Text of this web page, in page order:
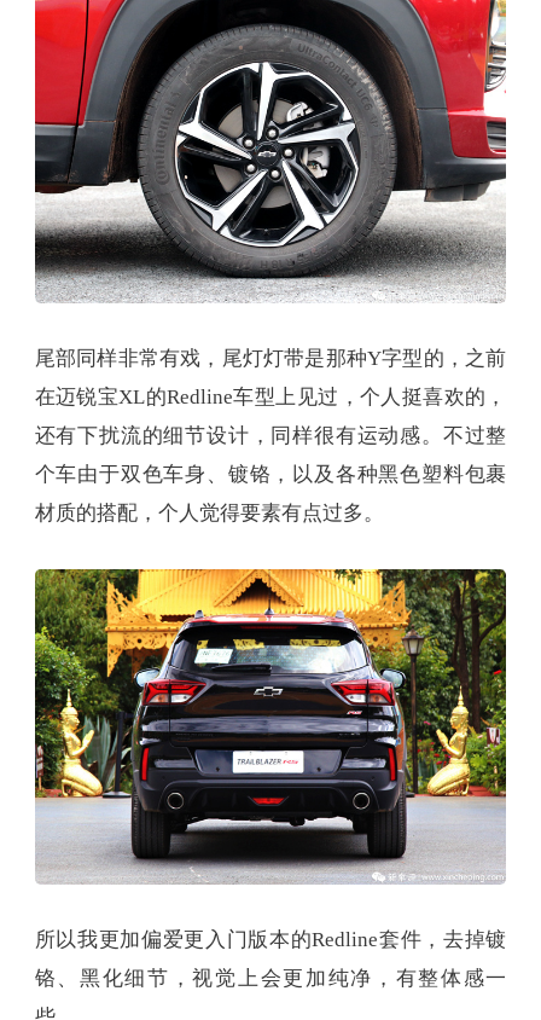
尾部同样非常有戏，尾灯灯带是那种Y字型的，之前
在迈锐宝XL的Redline车型上见过，个人挺喜欢的，
还有下扰流的细节设计，同样很有运动感。不过整
个车由于双色车身、镀铬，以及各种黑色塑料包裹
材质的搭配，个人觉得要素有点过多。
所以我更加偏爱更入门版本的Redline套件，去掉镀
铬、黑化细节，视觉上会更加纯净，有整体感一